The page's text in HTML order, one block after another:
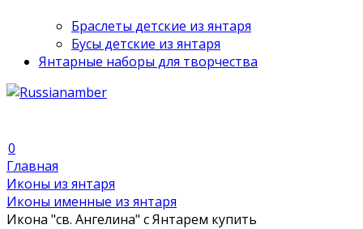
Браслеты детские из янтаря
Бусы детские из янтаря
Янтарные наборы для творчества
0
Главная
Иконы из янтаря
Иконы именные из янтаря
Икона "св. Ангелина" с Янтарем купить